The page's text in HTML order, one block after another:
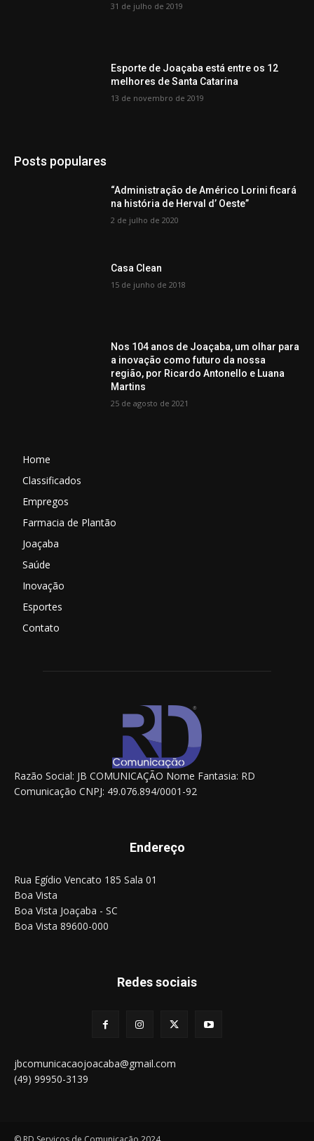
31 de julho de 2019
Esporte de Joaçaba está entre os 12
melhores de Santa Catarina
13 de novembro de 2019
Posts populares
“Administração de Américo Lorini ficará
na história de Herval d’ Oeste”
2 de julho de 2020
Casa Clean
15 de junho de 2018
Nos 104 anos de Joaçaba, um olhar para
a inovação como futuro da nossa
região, por Ricardo Antonello e Luana
Martins
25 de agosto de 2021
Home
Classificados
Empregos
Farmacia de Plantão
Joaçaba
Saúde
Inovação
Esportes
Contato
Razão Social: JB COMUNICAÇÃO Nome Fantasia: RD
Comunicação CNPJ: 49.076.894/0001-92
Endereço
Rua Egídio Vencato 185 Sala 01
Boa Vista
Boa Vista Joaçaba - SC
Boa Vista 89600-000
Redes sociais
jbcomunicacaojoacaba@gmail.com
(49) 99950-3139